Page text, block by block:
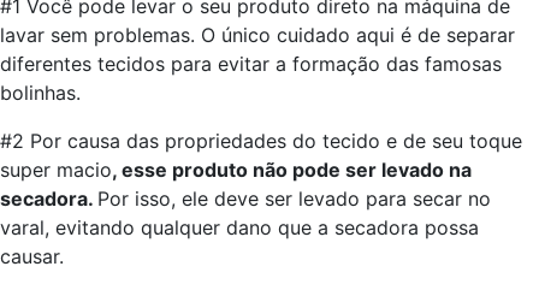
#1 Você pode levar o seu produto direto na máquina de
lavar sem problemas. O único cuidado aqui é de separar
diferentes tecidos para evitar a formação das famosas
bolinhas.
#2 Por causa das propriedades do tecido e de seu toque
super macio, esse produto não pode ser levado na
secadora. Por isso, ele deve ser levado para secar no
varal, evitando qualquer dano que a secadora possa
causar.